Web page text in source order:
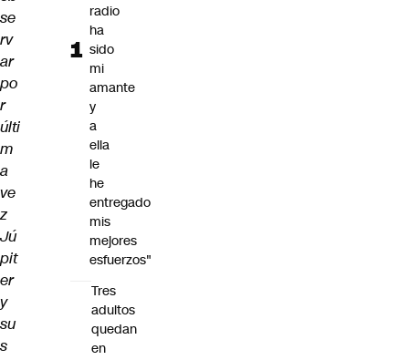
se
rv
ar
po
r
últi
m
a
ve
z
Jú
pit
er
y
su
s
radio
ha
sido
mi
amante
y
a
ella
le
he
entregado
mis
mejores
esfuerzos"
Tres
adultos
quedan
en